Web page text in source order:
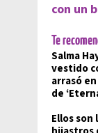
con un
Te
Salma
vestido
arrasó
de
Ellos son